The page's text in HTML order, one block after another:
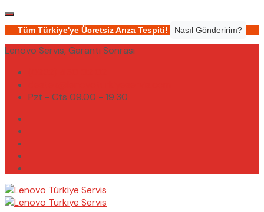
Tüm Türkiye'ye Ücretsiz Arıza Tespiti! Nasıl Gönderirim?
Lenovo Servis, Garanti Sonrası
Pzt - Cts 09.00 - 19.30